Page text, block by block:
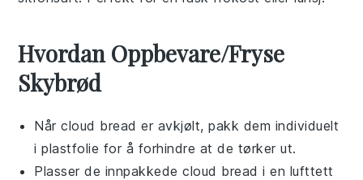
Hvordan Oppbevare/Fryse
Skybrød
Nårcloud bread er avkjølt, pakk dem individuelt
i plastfolie for å forhindre at de tørker ut.
Plasser de innpakkedecloud bread i en lufttett